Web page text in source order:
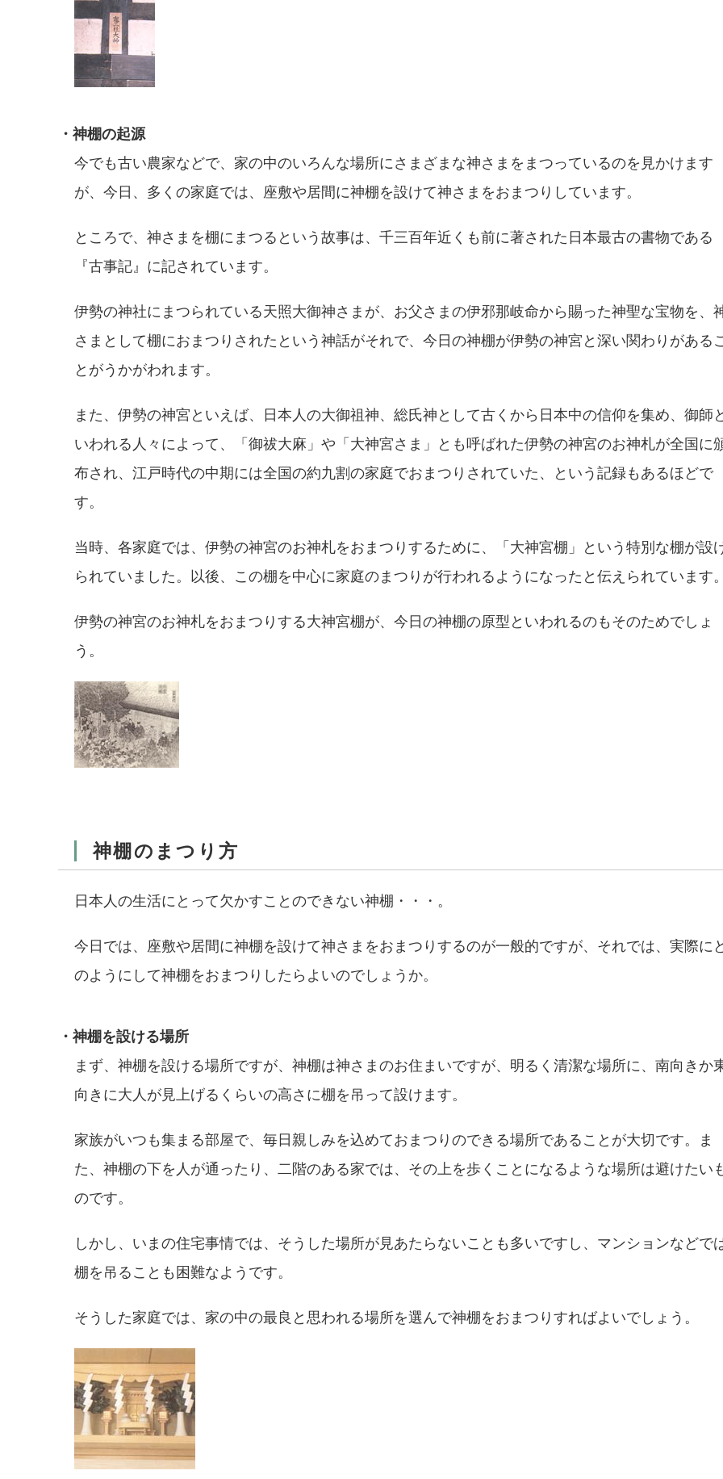
・神棚の起源
今でも古い農家などで、家の中のいろんな場所にさまざまな神さまをまつっているのを見かけます
が、今日、多くの家庭では、座敷や居間に神棚を設けて神さまをおまつりしています。
ところで、神さまを棚にまつるという故事は、千三百年近くも前に著された日本最古の書物である
『古事記』に記されています。
伊勢の神社にまつられている天照大御神さまが、お父さまの伊邪那岐命から賜った神聖な宝物を、
さまとして棚におまつりされたという神話がそれで、今日の神棚が伊勢の神宮と深い関わりがある
とがうかがわれます。
また、伊勢の神宮といえば、日本人の大御祖神、総氏神として古くから日本中の信仰を集め、御師
いわれる人々によって、「御祓大麻」や「大神宮さま」とも呼ばれた伊勢の神宮のお神札が全国に
布され、江戸時代の中期には全国の約九割の家庭でおまつりされていた、という記録もあるほどで
す。
当時、各家庭では、伊勢の神宮のお神札をおまつりするために、「大神宮棚」という特別な棚が設
られていました。以後、この棚を中心に家庭のまつりが行われるようになったと伝えられています
伊勢の神宮のお神札をおまつりする大神宮棚が、今日の神棚の原型といわれるのもそのためでしょ
う。
神棚のまつり方
日本人の生活にとって欠かすことのできない神棚・・・。
今日では、座敷や居間に神棚を設けて神さまをおまつりするのが一般的ですが、それでは、実際に
のようにして神棚をおまつりしたらよいのでしょうか。
・神棚を設ける場所
まず、神棚を設ける場所ですが、神棚は神さまのお住まいですが、明るく清潔な場所に、南向きか
向きに大人が見上げるくらいの高さに棚を吊って設けます。
家族がいつも集まる部屋で、毎日親しみを込めておまつりのできる場所であることが大切です。ま
た、神棚の下を人が通ったり、二階のある家では、その上を歩くことになるような場所は避けたい
のです。
しかし、いまの住宅事情では、そうした場所が見あたらないことも多いですし、マンションなどで
棚を吊ることも困難なようです。
そうした家庭では、家の中の最良と思われる場所を選んで神棚をおまつりすればよいでしょう。